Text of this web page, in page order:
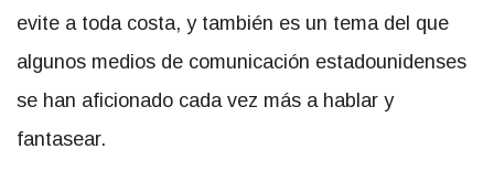
evite a toda costa, y también es un tema del que
algunos medios de comunicación estadounidenses
se han aficionado cada vez más a hablar y
fantasear.